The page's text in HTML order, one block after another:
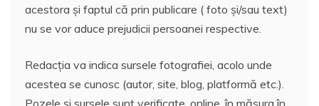
acestora și faptul că prin publicare ( foto și/sau text)
nu se vor aduce prejudicii persoanei respective.
Redacția va indica sursele fotografiei, acolo unde
acestea se cunosc (autor, site, blog, platformă etc.).